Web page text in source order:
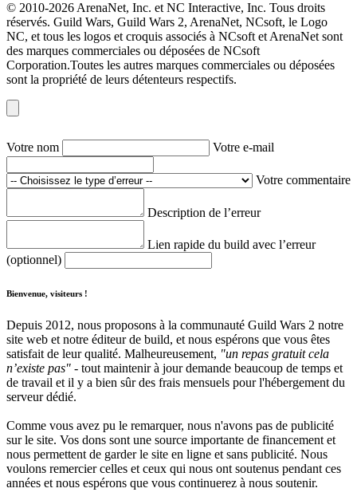
© 2010-2026 ArenaNet, Inc. et NC Interactive, Inc. Tous droits
réservés. Guild Wars, Guild Wars 2, ArenaNet, NCsoft, le Logo
NC, et tous les logos et croquis associés à NCsoft et ArenaNet sont
des marques commerciales ou déposées de NCsoft
Corporation.Toutes les autres marques commerciales ou déposées
sont la propriété de leurs détenteurs respectifs.
Votre nom Votre e-mail
Votre commentaire
Description de l’erreur
Lien rapide du build avec l’erreur
(optionnel)
Bienvenue, visiteurs !
Depuis 2012, nous proposons à la communauté Guild Wars 2 notre
site web et notre éditeur de build, et nous espérons que vous êtes
satisfait de leur qualité. Malheureusement, "un repas gratuit cela
n’existe pas" - tout maintenir à jour demande beaucoup de temps et
de travail et il y a bien sûr des frais mensuels pour l'hébergement du
serveur dédié.
Comme vous avez pu le remarquer, nous n'avons pas de publicité
sur le site. Vos dons sont une source importante de financement et
nous permettent de garder le site en ligne et sans publicité. Nous
voulons remercier celles et ceux qui nous ont soutenus pendant ces
années et nous espérons que vous continuerez à nous soutenir.